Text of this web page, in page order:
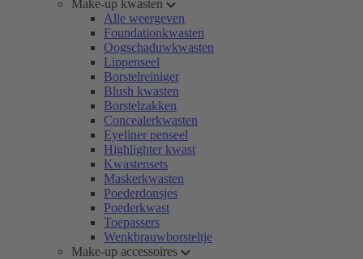
Make-up kwasten
Alle weergeven
Foundationkwasten
Oogschaduwkwasten
Lippenseel
Borstelreiniger
Blush kwasten
Borstelzakken
Concealerkwasten
Eyeliner penseel
Highlighter kwast
Kwastensets
Maskerkwasten
Poederdonsjes
Poederkwast
Toepassers
Wenkbrauwborsteltje
Make-up accessoires